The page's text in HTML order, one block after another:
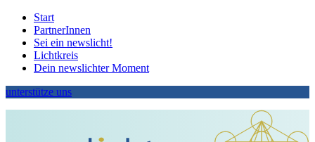
Start
PartnerInnen
Sei ein newslicht!
Lichtkreis
Dein newslichter Moment
unterstütze uns